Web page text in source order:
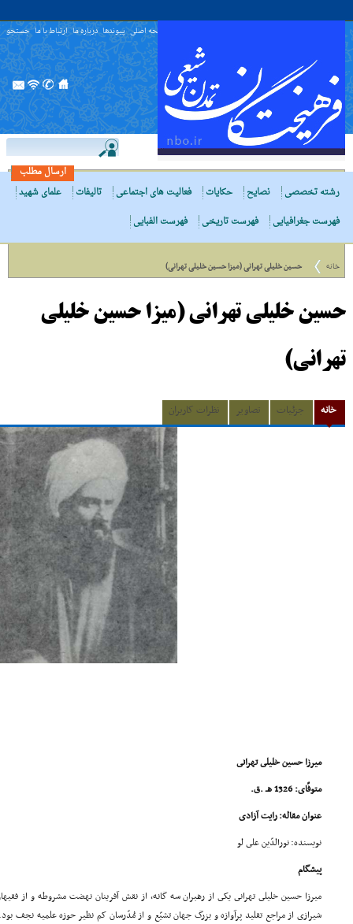
صفحه اصلی پیوندها درباره ما ارتباط با ما جستجو
ارسال مطلب
رشته تخصصی
نصایح حکایات فعالیت های اجتماعی تالیفات
علمای شهید
فهرست جغرافیایی
فهرست تاریخی فهرست الفبایی
خانه حسین خلیلی تهرانی (میزا حسین خلیلی تهرانی)
حسین خلیلی تهرانی (میزا حسین خلیلی
تهرانی)
خانه جزئیات تصاویر نظرات کاربران
میرزا حسین خلیلى تهرانى
متوفّاى: 1326 هـ .ق.
عنوان مقاله: رایت آزادى
نویسنده: نورالدّین على لو
پیشگام
میرزا حسین خلیلى تهرانى یکى از رهبران سه گانه، از نقش آفرینان نهضت مشروطه و از
شیرازى از مراجع تقلید پرآوازه و بزرگ جهان تشیّع و از مُدّرسان کم نظیر حوزه علمیه نجف